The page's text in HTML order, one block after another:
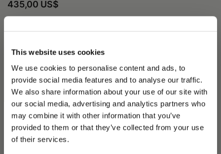
This website uses cookies
We use cookies to personalise content and ads, to
provide social media features and to analyse our traffic.
We also share information about your use of our site with
our social media, advertising and analytics partners who
may combine it with other information that you’ve
provided to them or that they’ve collected from your use
of their services.
PLEASE CHOOSE YOUR COUNTRY
We detected that you are browsing from United States, do
435,00 US$
Compartir
El gorro de béisbol Roger está hecho de tejido de cashmere,
conocido por su suavidad, ligereza y aislamiento térmico. El
logo está impreso en letras cursivas con foil plateado, una
técnica especial de impresión que le confiere un efecto
El sombrero viene acompañado de su exclusivo embalaje,